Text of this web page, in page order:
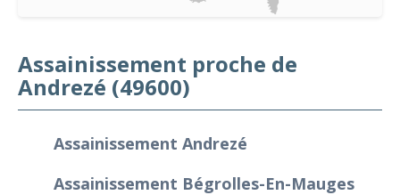
Assainissement proche de
Andrezé (49600)
Assainissement Andrezé
Assainissement Bégrolles-En-Mauges